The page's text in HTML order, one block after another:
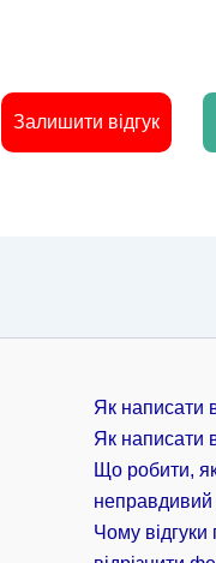
Залишити відгук
Як написати
Як написати
Що робити,
неправдивий
Чому відгуки